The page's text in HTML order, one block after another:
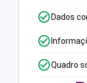
Dados
Quadro